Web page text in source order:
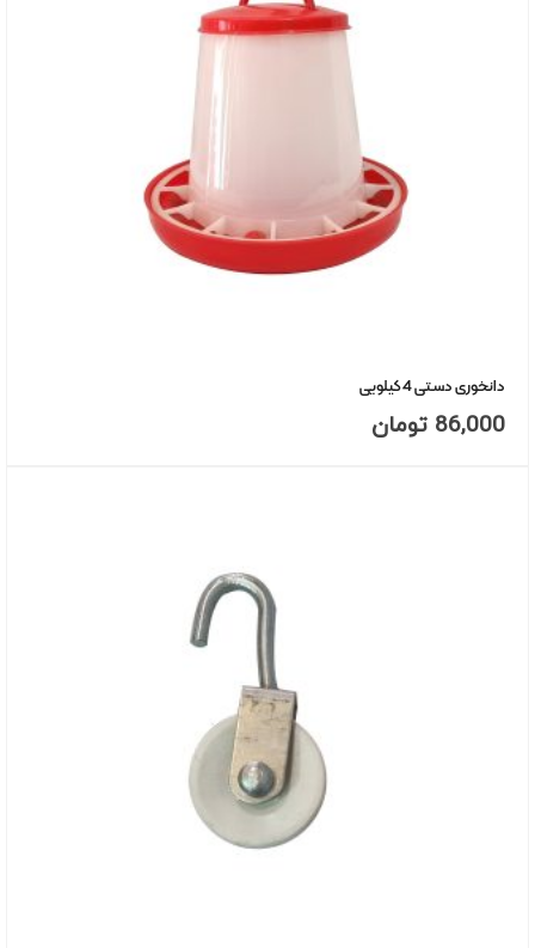
دانخوری دستی 4 کیلویی
86,000 تومان